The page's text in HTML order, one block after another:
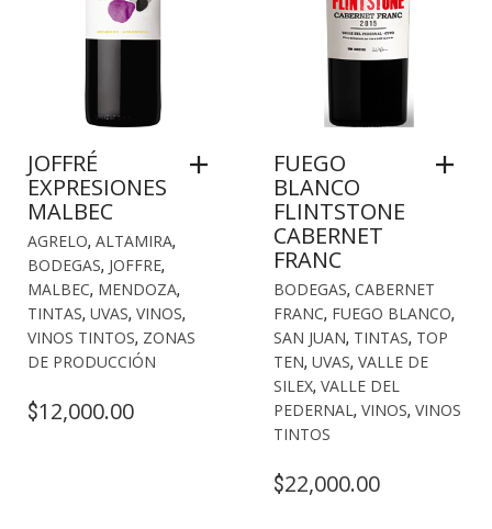
JOFFRÉ
EXPRESIONES
MALBEC
AGRELO, ALTAMIRA,
BODEGAS, JOFFRE,
MALBEC, MENDOZA,
TINTAS, UVAS, VINOS,
VINOS TINTOS, ZONAS
DE PRODUCCIÓN
$12,000.00
FUEGO
BLANCO
FLINTSTONE
CABERNET
FRANC
BODEGAS, CABERNET
FRANC, FUEGO BLANCO,
SAN JUAN, TINTAS, TOP
TEN, UVAS, VALLE DE
SILEX, VALLE DEL
PEDERNAL, VINOS, VINOS
TINTOS
$22,000.00